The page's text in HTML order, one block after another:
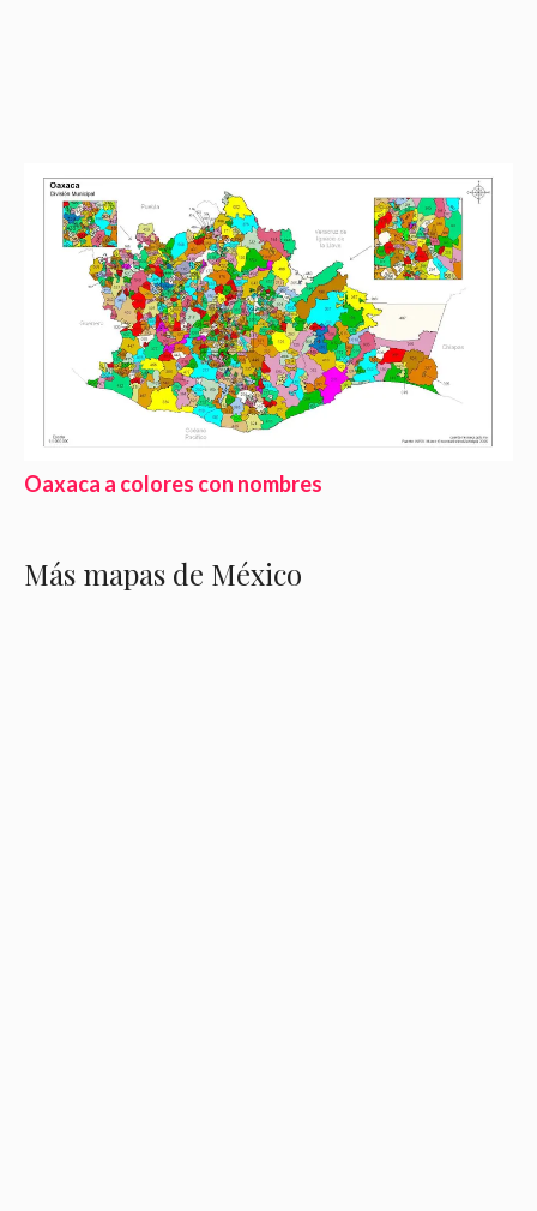
Oaxaca a colores con nombres
Más mapas de México